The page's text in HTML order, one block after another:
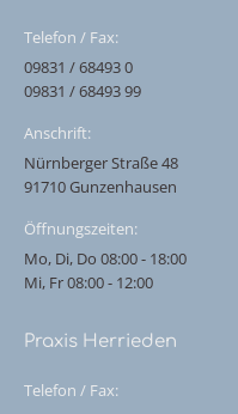
Telefon / Fax:
09831 / 68493 0
09831 / 68493 99
Anschrift:
Nürnberger Straße 48
91710 Gunzenhausen
Öffnungszeiten:
Mo, Di, Do 08:00 - 18:00
Mi, Fr 08:00 - 12:00
Praxis Herrieden
Telefon / Fax: